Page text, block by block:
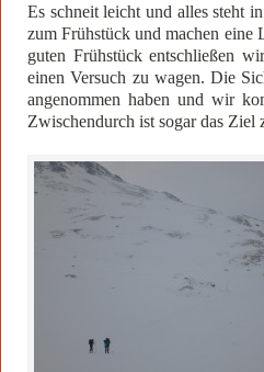
Es schneit leicht und alles steht
zum Frühstück und machen eine
guten Frühstück entschließen
einen Versuch zu wagen. Die
angenommen haben und wir
Zwischendurch ist sogar das Ziel